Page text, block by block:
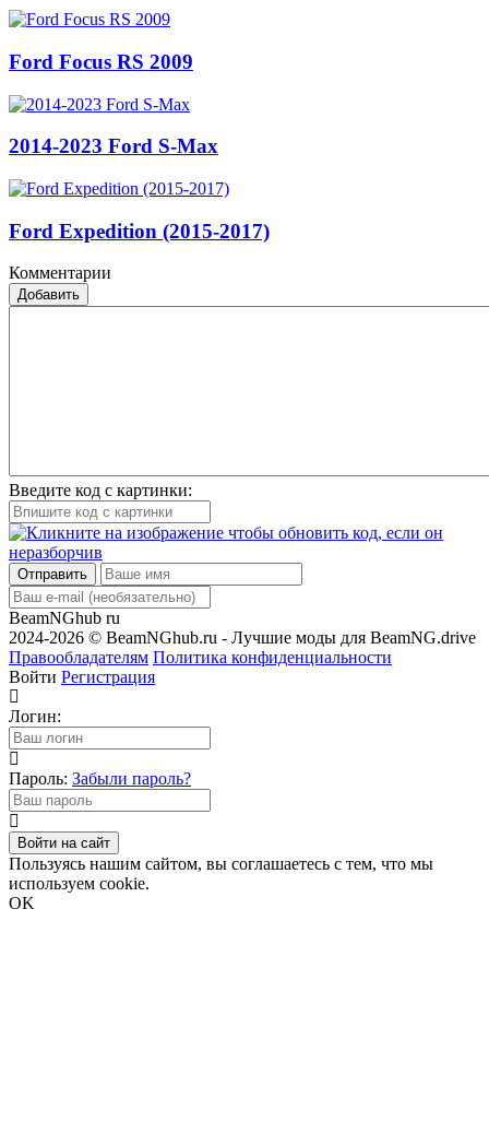
Ford Focus RS 2009
2014-2023 Ford S-Max
Ford Expedition (2015-2017)
Комментарии
Добавить
Введите код с картинки:
Отправить
BeamNGhub ru
2024-2026 © BeamNGhub.ru - Лучшие моды для BeamNG.drive
Правообладателям Политика конфиденциальности
Войти Регистрация
Логин:
Пароль: Забыли пароль?
Войти на сайт
Пользуясь нашим сайтом, вы соглашаетесь с тем, что мы
используем cookie.
OK